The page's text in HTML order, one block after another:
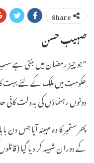
Share
صہیب حسن
ِحکومت میں ملک کے لئے بہت
دونوں رہنماؤں کی بدولت
پھر ستمبر کا وہ مہینہ آیا
کے دوران شہید کر دیا گیا